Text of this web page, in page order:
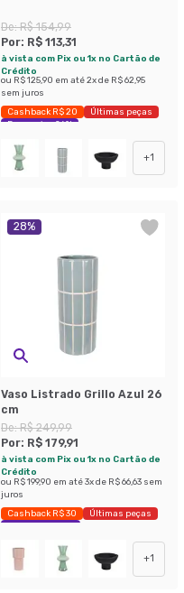
De:R$ 154,99
Por: R$ 113,31
à vista com Pix ou 1x no Cartão de
Crédito
ou R$ 125,90 em até2x de R$ 62,95
sem juros
Cashback R$ 20
Últimas peças
Economize 26%
+1
28%
Vaso Listrado Grillo Azul 26
cm
De:R$ 249,99
Por: R$ 179,91
à vista com Pix ou 1x no Cartão de
Crédito
ou R$ 199,90 em até3x de R$ 66,63 sem
juros
Cashback R$ 30
Últimas peças
Economize 28%
+1